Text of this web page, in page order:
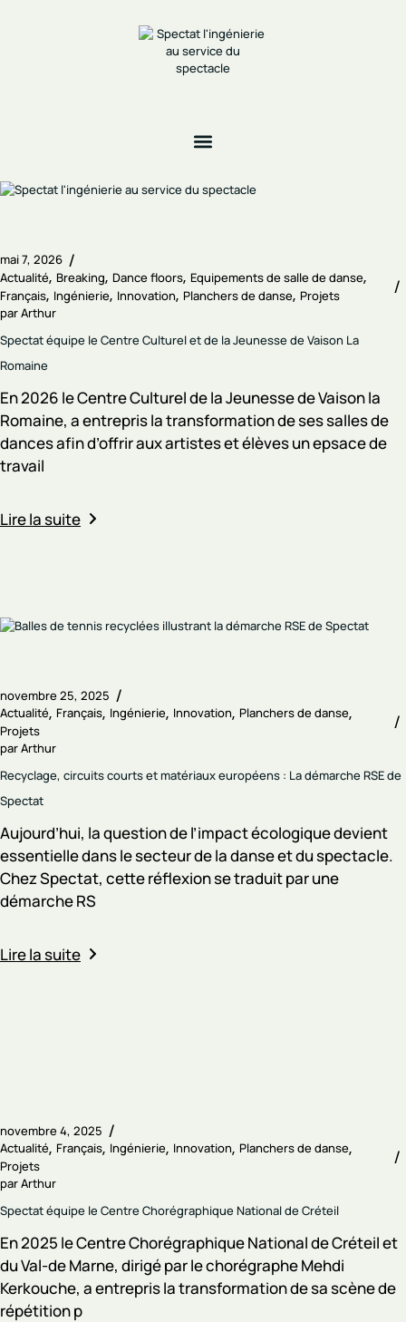
mai 7, 2026
Actualité Breaking Dance floors Equipements de salle de danse
Français Ingénierie Innovation Planchers de danse Projets
parArthur
Spectat équipe le Centre Culturel et de la Jeunesse de Vaison La
Romaine
En 2026 le Centre Culturel de la Jeunesse de Vaison la
Romaine, a entrepris la transformation de ses salles de
dances afin d’offrir aux artistes et élèves un epsace de
travail
Lire la suite
novembre 25, 2025
Actualité Français Ingénierie Innovation Planchers de danse
Projets
parArthur
Recyclage, circuits courts et matériaux européens : La démarche RSE de
Spectat
Aujourd’hui, la question de l’impact écologique devient
essentielle dans le secteur de la danse et du spectacle.
Chez Spectat, cette réflexion se traduit par une
démarche RS
Lire la suite
novembre 4, 2025
Actualité Français Ingénierie Innovation Planchers de danse
Projets
parArthur
Spectat équipe le Centre Chorégraphique National de Créteil
En 2025 le Centre Chorégraphique National de Créteil et
du Val-de Marne, dirigé par le chorégraphe Mehdi
Kerkouche, a entrepris la transformation de sa scène de
répétition p